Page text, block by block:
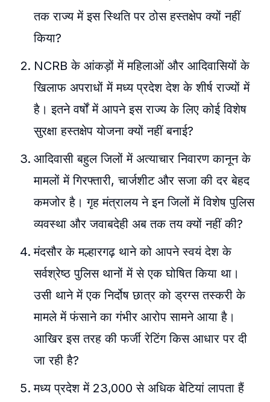
तक राज्य में इस स्थिति पर ठोस हस्तक्षेप क्यों नहीं
किया?
NCRB के आंकड़ों में महिलाओं और आदिवासियों के
खिलाफ अपराधों में मध्य प्रदेश देश के शीर्ष राज्यों में
है। इतने वर्षों में आपने इस राज्य के लिए कोई विशेष
सुरक्षा हस्तक्षेप योजना क्यों नहीं बनाई?
आदिवासी बहुल जिलों में अत्याचार निवारण कानून के
मामलों में गिरफ्तारी, चार्जशीट और सजा की दर बेहद
कमजोर है। गृह मंत्रालय ने इन जिलों में विशेष पुलिस
व्यवस्था और जवाबदेही अब तक तय क्यों नहीं की?
मंदसौर के मल्हारगढ़ थाने को आपने स्वयं देश के
सर्वश्रेष्ठ पुलिस थानों में से एक घोषित किया था।
उसी थाने में एक निर्दोष छात्र को ड्रग्स तस्करी के
मामले में फंसाने का गंभीर आरोप सामने आया है।
आखिर इस तरह की फर्जी रेटिंग किस आधार पर दी
जा रही है?
मध्य प्रदेश में 23,000 से अधिक बेटियां लापता हैं